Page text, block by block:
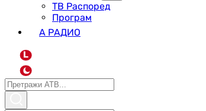
ТВ Распоред
Програм
А РАДИО
L